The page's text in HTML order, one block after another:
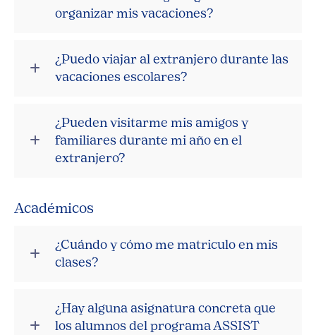
organizar mis vacaciones?
¿Puedo viajar al extranjero durante las
vacaciones escolares?
¿Pueden visitarme mis amigos y
familiares durante mi año en el
extranjero?
Académicos
¿Cuándo y cómo me matriculo en mis
clases?
¿Hay alguna asignatura concreta que
los alumnos del programa ASSIST